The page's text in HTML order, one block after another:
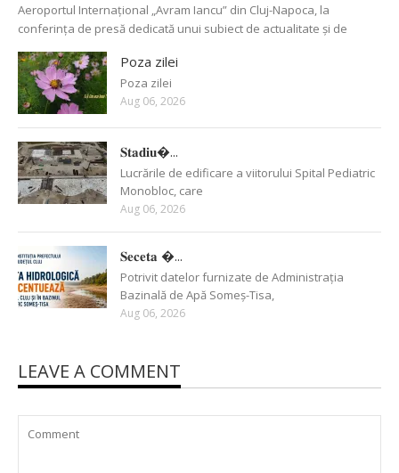
Aeroportul Internațional „Avram Iancu” din Cluj-Napoca, la
conferința de presă dedicată unui subiect de actualitate și de
Poza zilei
Poza zilei
Aug 06, 2026
𝐒𝐭𝐚𝐝𝐢𝐮�...
Lucrările de edificare a viitorului Spital Pediatric
Monobloc, care
Aug 06, 2026
𝐒𝐞𝐜𝐞𝐭𝐚 �...
Potrivit datelor furnizate de Administrația
Bazinală de Apă Someș-Tisa,
Aug 06, 2026
LEAVE A COMMENT